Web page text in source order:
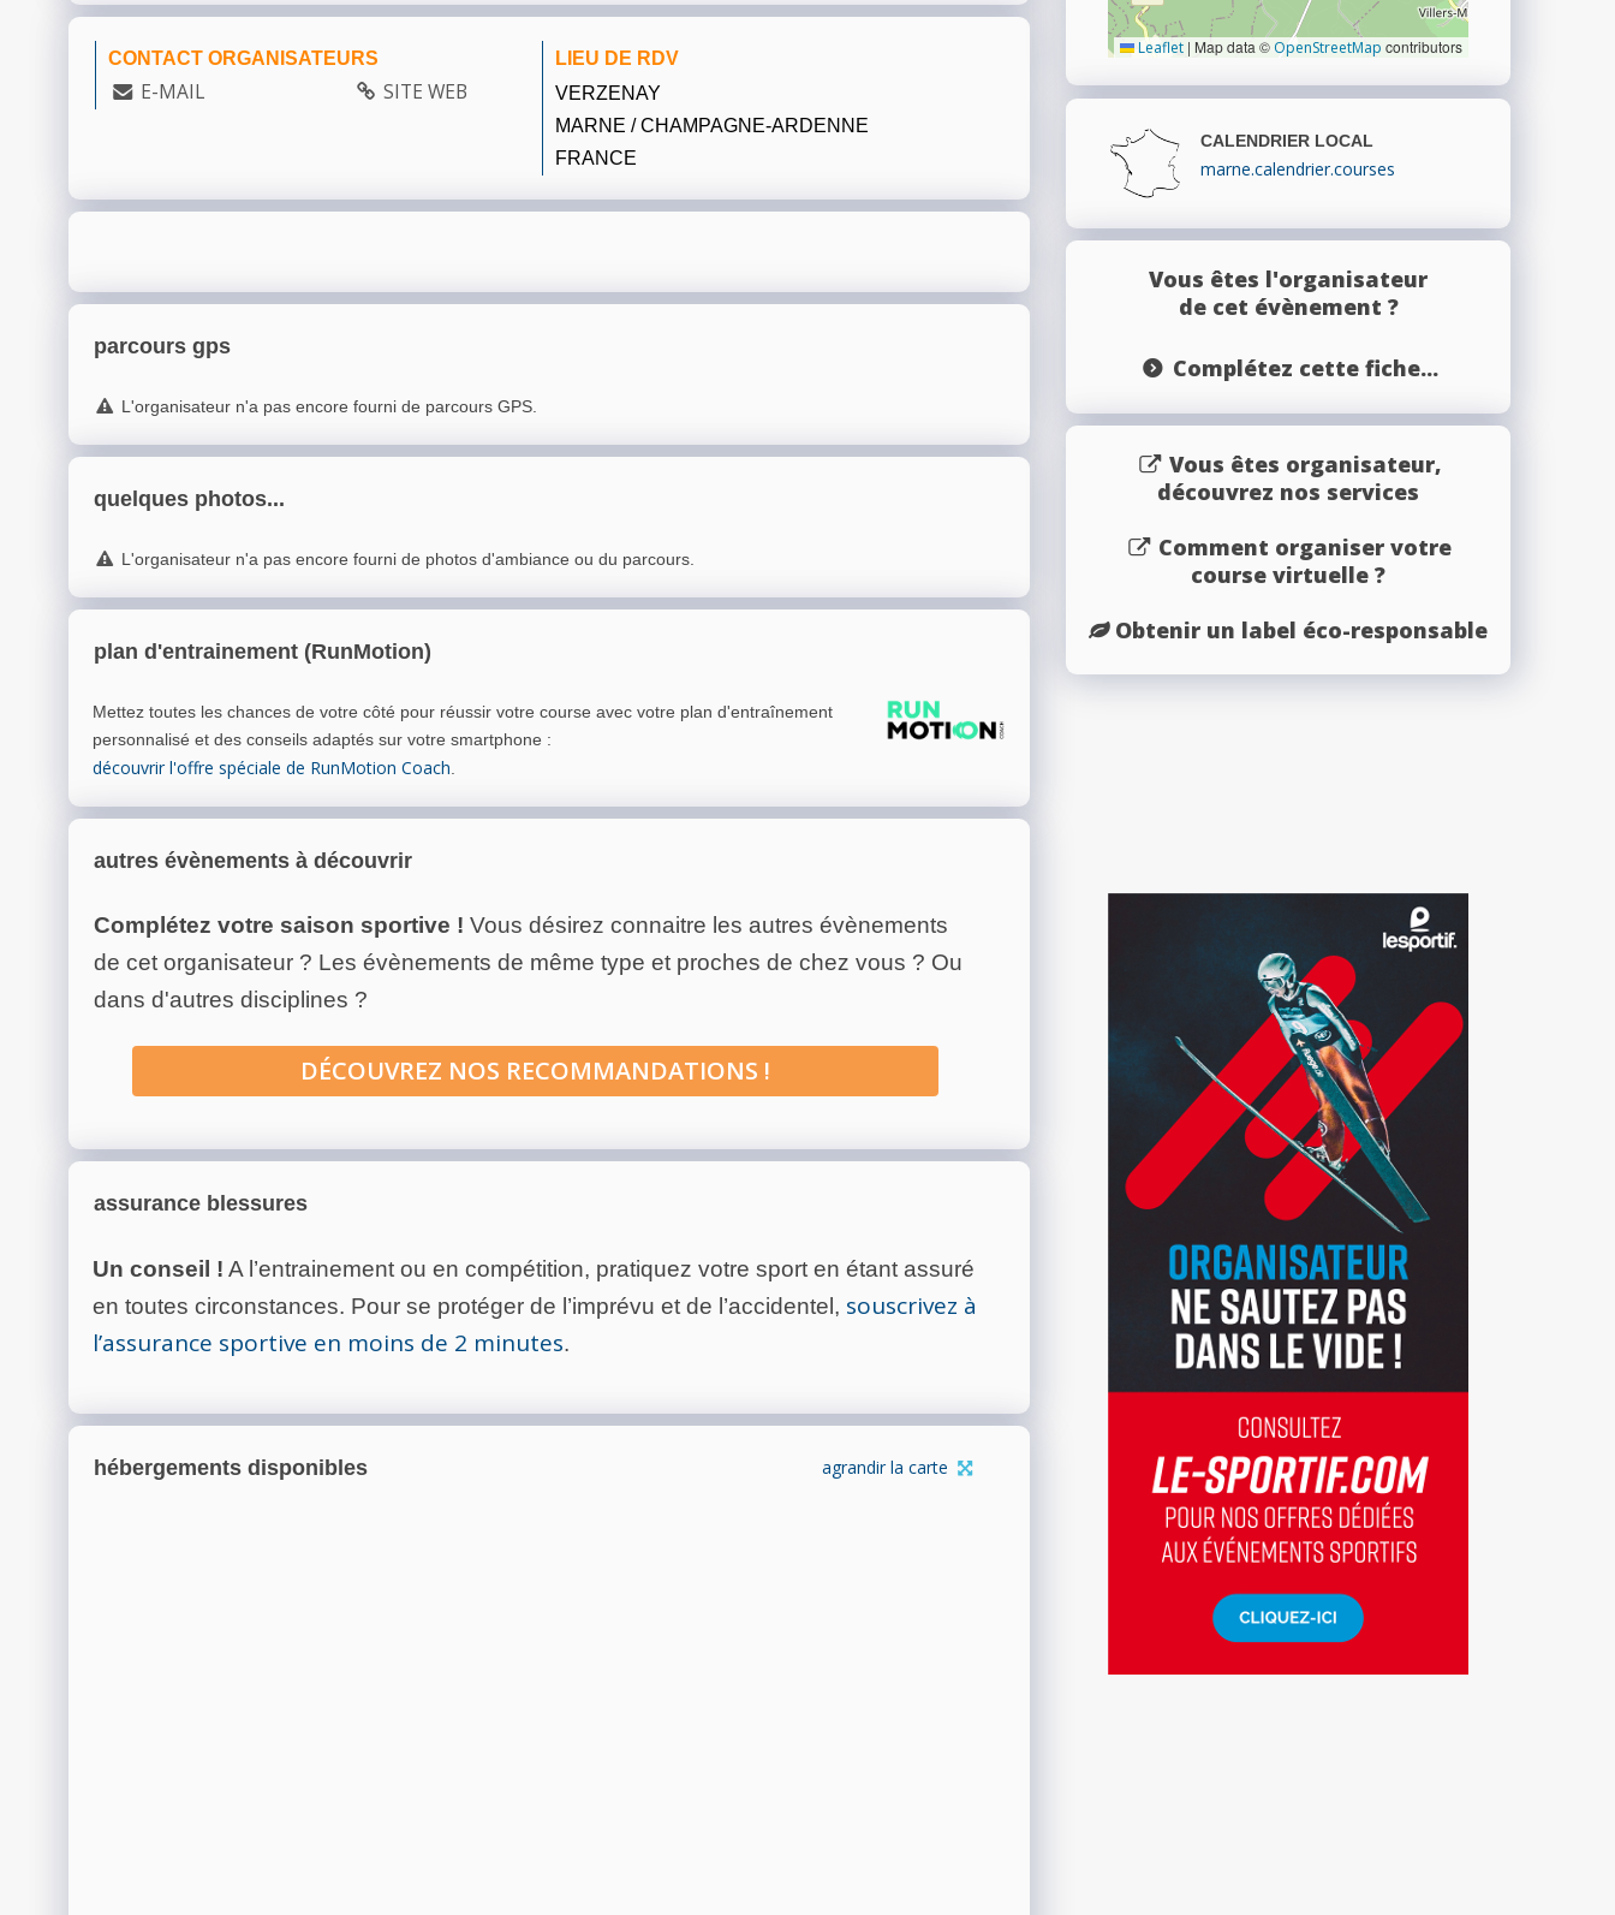
CONTACT ORGANISATEURS
E-MAIL SITE WEB
LIEU DE RDV
VERZENAY
MARNE / CHAMPAGNE-ARDENNE
FRANCE
parcours gps
L'organisateur n'a pas encore fourni de parcours GPS.
quelques photos...
L'organisateur n'a pas encore fourni de photos d'ambiance ou du parcours.
plan d'entrainement (RunMotion)
Mettez toutes les chances de votre côté pour réussir votre course avec votre plan d'entraînement
personnalisé et des conseils adaptés sur votre smartphone :
découvrir l'offre spéciale de RunMotion Coach.
autres évènements à découvrir
Complétez votre saison sportive ! Vous désirez connaitre les autres évènements
de cet organisateur ? Les évènements de même type et proches de chez vous ? Ou
dans d'autres disciplines ?
DÉCOUVREZ NOS RECOMMANDATIONS !
assurance blessures
Un conseil ! A l’entrainement ou en compétition, pratiquez votre sport en étant assuré
en toutes circonstances. Pour se protéger de l’imprévu et de l’accidentel, souscrivez à
l’assurance sportive en moins de 2 minutes.
hébergements disponibles agrandir la carte
Leaflet | Map data © OpenStreetMap contributors
CALENDRIER LOCAL
marne.calendrier.courses
Vous êtes l'organisateur
de cet évènement ?
Complétez cette fiche...
Vous êtes organisateur,
découvrez nos services
Comment organiser votre
course virtuelle ?
Obtenir un label éco-responsable